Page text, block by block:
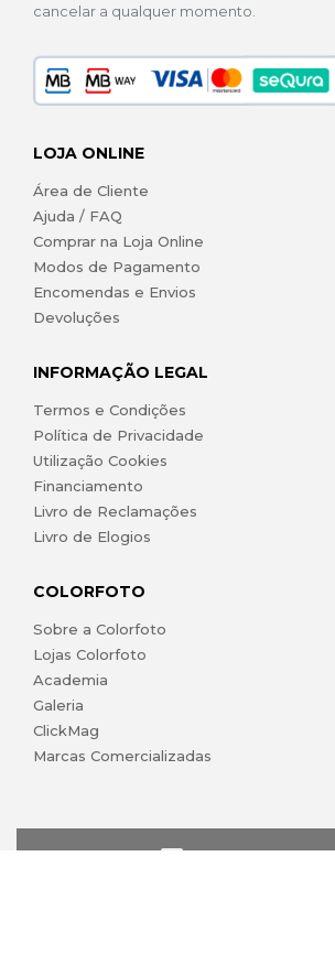
cancelar a qualquer momento.
LOJA ONLINE
Área de Cliente
Ajuda / FAQ
Comprar na Loja Online
Modos de Pagamento
Encomendas e Envios
Devoluções
INFORMAÇÃO LEGAL
Termos e Condições
Política de Privacidade
Utilização Cookies
Financiamento
Livro de Reclamações
Livro de Elogios
COLORFOTO
Sobre a Colorfoto
Lojas Colorfoto
Academia
Galeria
ClickMag
Marcas Comercializadas
lojaonline@colorfoto.pt